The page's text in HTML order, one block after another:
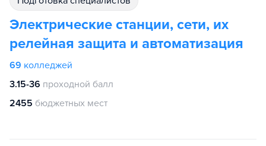
Электрические станции, сети, их
релейная защита и автоматизация
69 колледжей
3.15-36 проходной балл
2455 бюджетных мест